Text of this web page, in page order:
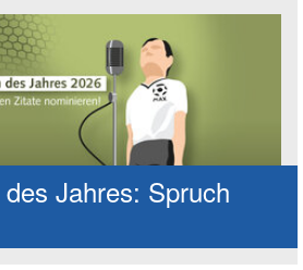
Jahres: Spruch